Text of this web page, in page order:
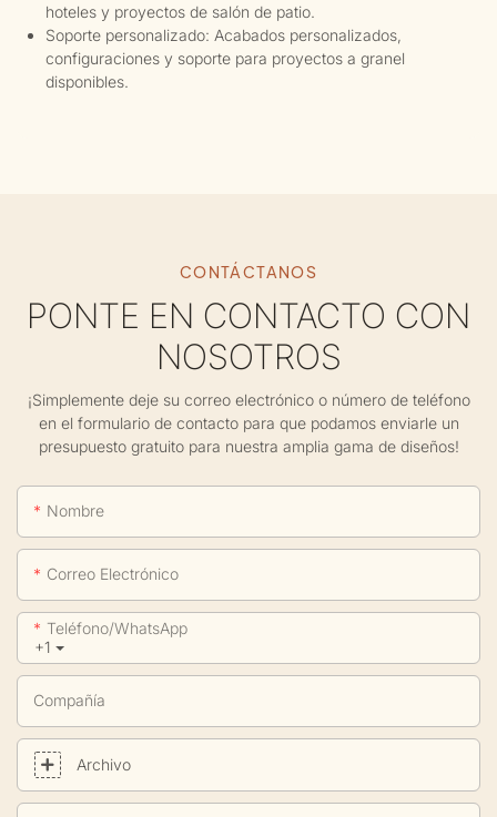
hoteles y proyectos de salón de patio.
Soporte personalizado: Acabados personalizados,
configuraciones y soporte para proyectos a granel
disponibles.
CONTÁCTANOS
PONTE EN CONTACTO CON
NOSOTROS
¡Simplemente deje su correo electrónico o número de teléfono
en el formulario de contacto para que podamos enviarle un
presupuesto gratuito para nuestra amplia gama de diseños!
Nombre
Correo Electrónico
+1
Teléfono/WhatsApp
Compañía
Archivo